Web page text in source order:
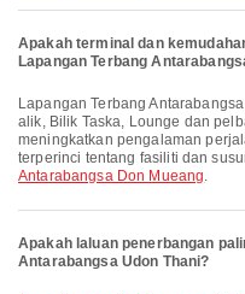
Apakah terminal dan
Lapangan Terbang
Lapangan Terbang Antarabangsa Don Mueang menawarkan Bas Ulang-
alik, Bilik Taska, Lounge dan
meningkatkan pengalaman
terperinci tentang fasiliti dan
Antarabangsa Don Mueang.
Apakah laluan penerbangan
Antarabangsa Udon Thani?